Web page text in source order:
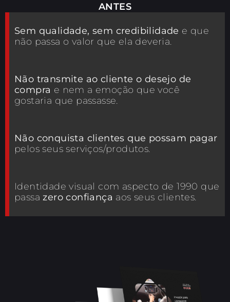
ANTES
Sem qualidade, sem credibilidade e que
não passa o valor que ela deveria.
Não transmite ao cliente o desejo de
compra e nem a emoção que você
gostaria que passasse.
Não conquista clientes que possam pagar
pelos seus serviços/produtos.
Identidade visual com aspecto de 1990 que
passazero confiança aos seus clientes.